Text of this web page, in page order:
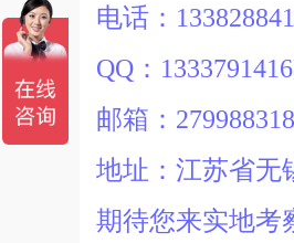
电话：
QQ：
邮箱：
地址：江苏省无
期待您来实地考